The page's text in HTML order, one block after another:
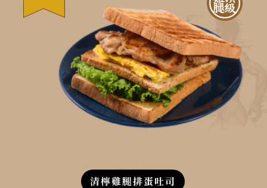
清檸雞腿排蛋吐司